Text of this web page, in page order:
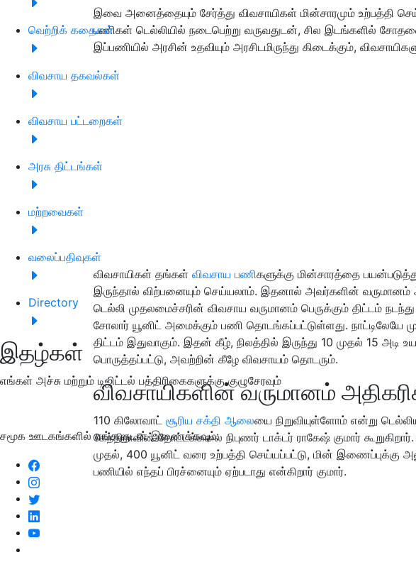
வெற்றிக் கதைகள்
விவசாய தகவல்கள்
விவசாய பட்டறைகள்
அரசு திட்டங்கள்
மற்றவைகள்
வலைப்பதிவுகள்
Directory
இதழ்கள்
எங்கள் அச்சு மற்றும் டிஜிட்டல் பத்திரிகைகளுக்கு குழுசேரவும்
சமூக ஊடகங்களில் எங்களுடன் இணைக்கவும்:
இவை அனைத்தையும் சேர்த்து விவசாயிகள் மின்சாரமும் உற்பத்தி
பணிகள் டெல்லியில் நடைபெற்று வருவதுடன், சில இடங்களில்
இப்பணியில் அரசின் உதவியும் அரசிடமிருந்து கிடைக்கும்,
விவசாயிகள் தங்கள் விவசாய பணிகளுக்கு மின்சாரத்தை
இருந்தால் விற்பனையும் செய்யலாம். இதனால் அவர்களின் வருமானம்
டெல்லி முதலமைச்சரின் விவசாய வருமானம் பெருக்கும் திட்டம்
சோலார் யூனிட் அமைக்கும் பணி தொடங்கப்பட்டுள்ளது. நாட்டிலேயே
திட்டம் இதுவாகும். இதன் கீழ், நிலத்தில் இருந்து 10 முதல் 15 அடி
பொருத்தப்பட்டு, அவற்றின் கீழே விவசாயம் தொடரும்.
விவசாயிகளின் வருமானம்
110 கிலோவாட் சூரிய சக்தி ஆலையை நிறுவியுள்ளோம் என்று
கேந்திராவின் தோட்டக்கலை நிபுணர் டாக்டர் ராகேஷ் குமார்
முதல், 400 யூனிட் வரை உற்பத்தி செய்யப்பட்டு, மின் இணைப்புக்கு
பணியில் எந்தப் பிரச்னையும் ஏற்படாது என்கிறார் குமார்.